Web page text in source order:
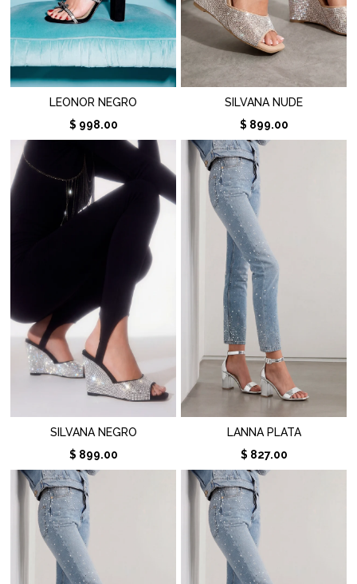
LEONOR NEGRO
$ 998.00
SILVANA NUDE
$ 899.00
SILVANA NEGRO
$ 899.00
LANNA PLATA
$ 827.00